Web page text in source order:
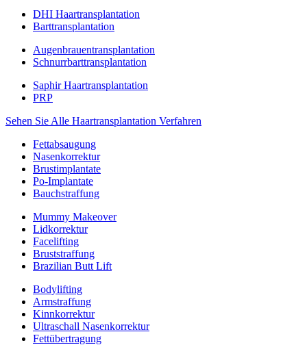
DHI Haartransplantation
Barttransplantation
Augenbrauentransplantation
Schnurrbarttransplantation
Saphir Haartransplantation
PRP
Sehen Sie Alle Haartransplantation Verfahren
Fettabsaugung
Nasenkorrektur
Brustimplantate
Po-Implantate
Bauchstraffung
Mummy Makeover
Lidkorrektur
Facelifting
Bruststraffung
Brazilian Butt Lift
Bodylifting
Armstraffung
Kinnkorrektur
Ultraschall Nasenkorrektur
Fettübertragung